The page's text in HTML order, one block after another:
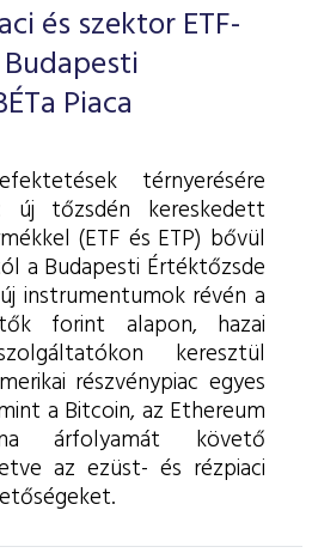
és szektor ETF-
Piaca
térnyerésére
új tőzsdén kereskedett
(ETF és ETP) bővül
a Budapesti Értéktőzsde
instrumentumok révén a
forint alapon, hazai
keresztül
részvénypiac egyes
a Bitcoin, az Ethereum
árfolyamát követő
az ezüst- és rézpiaci